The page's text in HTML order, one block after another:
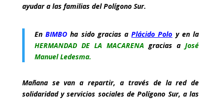
ayudar a las familias del Polígono Sur.
EnBIMBO ha sido gracias aPlácido Polo y en la
HERMANDAD DE LA MACARENA gracias aJosé
Manuel Ledesma.
Mañana se van a repartir, a través de la red de
solidaridad y servicios sociales de Polígono Sur, a las